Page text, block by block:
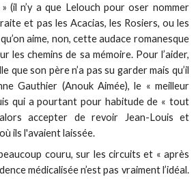
(il n’y a que Lelouch pour oser nommer
et pas les Acacias, les Rosiers, ou les
aime, non, cette audace romanesque
les chemins de sa mémoire. Pour l’aider,
que son père n’a pas su garder mais qu’il
Gauthier (Anouk Aimée), le « meilleur
qui a pourtant pour habitude de « tout
accepter de revoir Jean-Louis et
ils l'avaient laissée.
couru, sur les circuits et « après
médicalisée n’est pas vraiment l’idéal.